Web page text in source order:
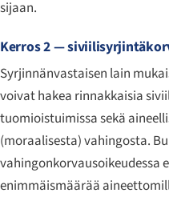
sijaan.
Kerros 2 —
Syrjinnänvastaisen lain
voivat hakea rinnakkaisia
tuomioistuimissa sekä
(moraalisesta) vahingosta.
vahingonkorvausoikeudessa
enimmäismäärää